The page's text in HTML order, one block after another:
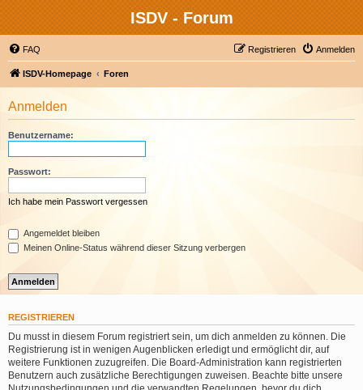
ISDV - Forum
FAQ Anmelden
Registrieren
ISDV-Homepage Foren
Anmelden
Benutzername:
Passwort:
Ich habe mein Passwort vergessen
Angemeldet bleiben
Meinen Online-Status während dieser Sitzung verbergen
REGISTRIEREN
Du musst in diesem Forum registriert sein, um dich anmelden zu können. Die
Registrierung ist in wenigen Augenblicken erledigt und ermöglicht dir, auf
weitere Funktionen zuzugreifen. Die Board-Administration kann registrierten
Benutzern auch zusätzliche Berechtigungen zuweisen. Beachte bitte unsere